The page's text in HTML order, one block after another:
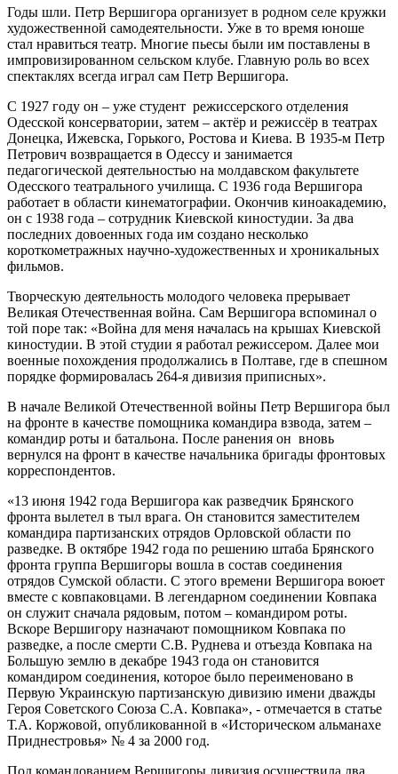
Годы шли. Петр Вершигора организует в родном селе кружки
художественной самодеятельности. Уже в то время юноше
стал нравиться театр. Многие пьесы были им поставлены в
импровизированном сельском клубе. Главную роль во всех
спектаклях всегда играл сам Петр Вершигора.
С 1927 году он – уже студент режиссерского отделения
Одесской консерватории, затем – актёр и режиссёр в театрах
Донецка, Ижевска, Горького, Ростова и Киева. В 1935-м Петр
Петрович возвращается в Одессу и занимается
педагогической деятельностью на молдавском факультете
Одесского театрального училища. С 1936 года Вершигора
работает в области кинематографии. Окончив киноакадемию,
он с 1938 года – сотрудник Киевской киностудии. За два
последних довоенных года им создано несколько
короткометражных научно-художественных и хроникальных
фильмов.
Творческую деятельность молодого человека прерывает
Великая Отечественная война. Сам Вершигора вспоминал о
той поре так: «Война для меня началась на крышах Киевской
киностудии. В этой студии я работал режиссером. Далее мои
военные похождения продолжались в Полтаве, где в спешном
порядке формировалась 264-я дивизия приписных».
В начале Великой Отечественной войны Петр Вершигора был
на фронте в качестве помощника командира взвода, затем –
командир роты и батальона. После ранения он вновь
вернулся на фронт в качестве начальника бригады фронтовых
корреспондентов.
«13 июня 1942 года Вершигора как разведчик Брянского
фронта вылетел в тыл врага. Он становится заместителем
командира партизанских отрядов Орловской области по
разведке. В октябре 1942 года по решению штаба Брянского
фронта группа Вершигоры вошла в состав соединения
отрядов Сумской области. С этого времени Вершигора воюет
вместе с ковпаковцами. В легендарном соединении Ковпака
он служит сначала рядовым, потом – командиром роты.
Вскоре Вершигору назначают помощником Ковпака по
разведке, а после смерти С.В. Руднева и отъезда Ковпака на
Большую землю в декабре 1943 года он становится
командиром соединения, которое было переименовано в
Первую Украинскую партизанскую дивизию имени дважды
Героя Советского Союза С.А. Ковпака», - отмечается в статье
Т.А. Коржовой, опубликованной в «Историческом альманахе
Приднестровья» № 4 за 2000 год.
Под командованием Вершигоры дивизия осуществила два